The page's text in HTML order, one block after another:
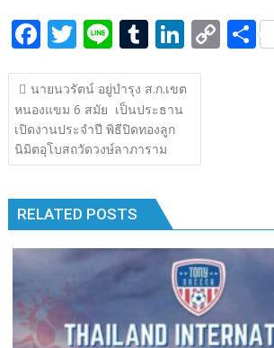
b
o
o
k
er bl
r
e
dI
n
y e
F
ac
e
b
o
o
k
T
w
itt
er
Li
n
e
T
u
m
bl
r
Li
n
k
n
C S
แนะแนว
เรื่อง
นายนวรัตน์ อยู่บำรุง ส.ก.เขต
หนองแขม 6 สมัย เป็นประธาน
เปิดงานประจำปี พิธีปิดทองลูก
นิมิตอุโบสถวัดวงษ์ลาภาราม
RELATED POSTS